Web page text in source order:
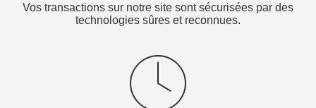
Vos transactions sur notre site sont sécurisées par des
technologies sûres et reconnues.